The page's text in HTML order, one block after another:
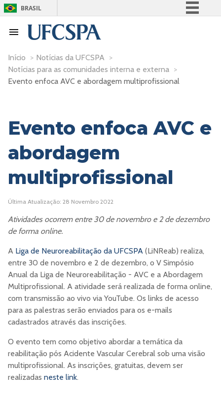
BRASIL
Acesso à informação
Legislação
Início > Notícias da UFCSPA >
Notícias para as comunidades interna e externa >
Evento enfoca AVC e abordagem multiprofissional
Evento enfoca AVC e
abordagem
multiprofissional
Última Atualização: 28 Novembro 2022
Atividades ocorrem entre 30 de novembro e 2 de dezembro
de forma online.
A Liga de Neuroreabilitação da UFCSPA (LiNReab) realiza,
entre 30 de novembro e 2 de dezembro, o V Simpósio
Anual da Liga de Neuroreabilitação - AVC e a Abordagem
Multiprofissional. A atividade será realizada de forma online,
com transmissão ao vivo via YouTube. Os links de acesso
para as palestras serão enviados para os e-mails
cadastrados através das inscrições.
O evento tem como objetivo abordar a temática da
reabilitação pós Acidente Vascular Cerebral sob uma visão
multiprofissional. As inscrições, gratuitas, devem ser
realizadas neste link.